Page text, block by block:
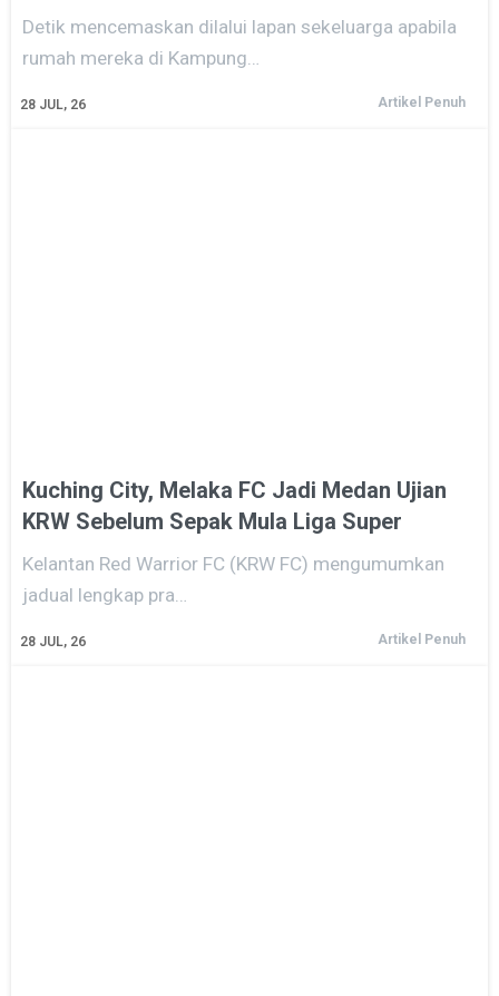
28 JUL, 26
Detik mencemaskan dilalui lapan sekeluarga apabila
rumah mereka di Kampung…
Artikel Penuh
Kuching City, Melaka FC Jadi Medan Ujian
KRW Sebelum Sepak Mula Liga Super
28 JUL, 26
Kelantan Red Warrior FC (KRW FC) mengumumkan
jadual lengkap pra…
Artikel Penuh